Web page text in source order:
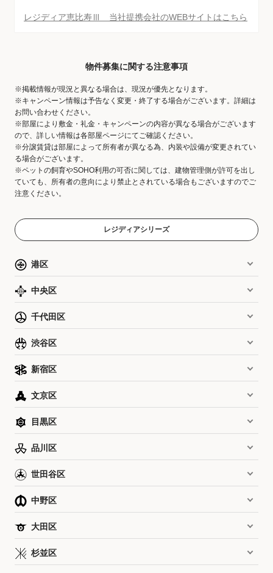
レジディア恵比寿Ⅲ 当社提携会社のWEBサイトはこちら
物件募集に関する注意事項
※掲載情報が現況と異なる場合は、現況が優先となります。
※キャンペーン情報は予告なく変更・終了する場合がございます。詳細は
お問い合わせください。
※部屋により敷金・礼金・キャンペーンの内容が異なる場合がございます
ので、詳しい情報は各部屋ページにてご確認ください。
※分譲賃貸は部屋によって所有者が異なる為、内装や設備が変更されてい
る場合がございます。
※ペットの飼育やSOHO利用の可否に関しては、建物管理側が許可を出し
ていても、所有者の意向により禁止とされている場合もございますのでご
注意ください。
レジディアシリーズ
港区
中央区
千代田区
渋谷区
新宿区
文京区
目黒区
品川区
世田谷区
中野区
大田区
杉並区